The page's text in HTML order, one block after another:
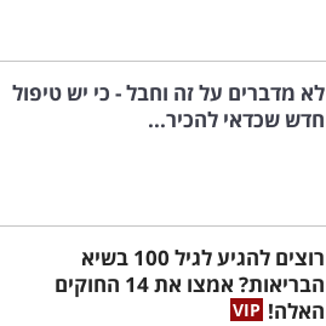
לא מדברים על זה וחבל - כי יש טיפול
חדש שכדאי להכיר...
רוצים להגיע לגיל 100 בשיא
הבריאות? אמצו את 14 החוקים
האלה!